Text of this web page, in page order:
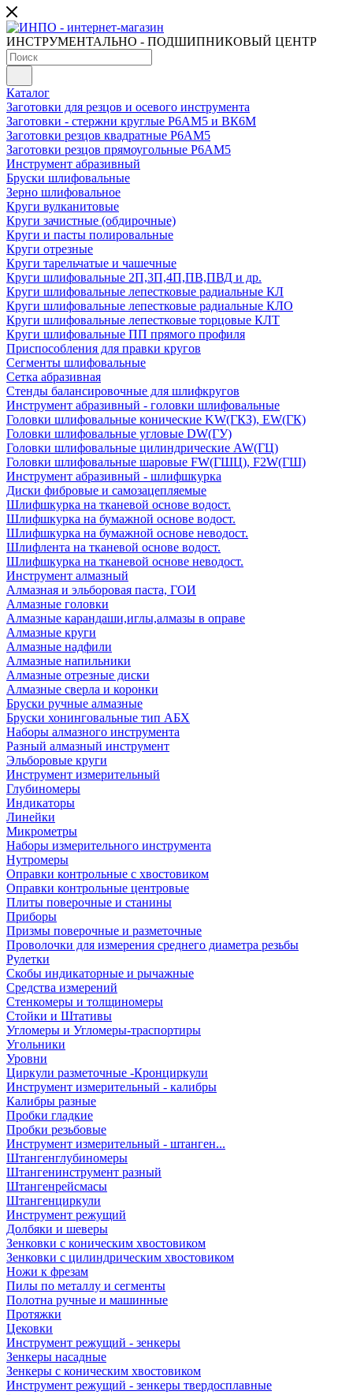
ИНСТРУМЕНТАЛЬНО - ПОДШИПНИКОВЫЙ ЦЕНТР
Каталог
Заготовки для резцов и осевого инструмента
Заготовки - стержни круглые Р6АМ5 и ВК6М
Заготовки резцов квадратные Р6АМ5
Заготовки резцов прямоугольные Р6АМ5
Инструмент абразивный
Бруски шлифовальные
Зерно шлифовальное
Круги вулканитовые
Круги зачистные (обдирочные)
Круги и пасты полировальные
Круги отрезные
Круги тарельчатые и чашечные
Круги шлифовальные 2П,3П,4П,ПВ,ПВД и др.
Круги шлифовальные лепестковые радиальные КЛ
Круги шлифовальные лепестковые радиальные КЛО
Круги шлифовальные лепестковые торцовые КЛТ
Круги шлифовальные ПП прямого профиля
Приспособления для правки кругов
Сегменты шлифовальные
Сетка абразивная
Стенды балансировочные для шлифкругов
Инструмент абразивный - головки шлифовальные
Головки шлифовальные конические KW(ГКЗ), EW(ГК)
Головки шлифовальные угловые DW(ГУ)
Головки шлифовальные цилиндрические AW(ГЦ)
Головки шлифовальные шаровые FW(ГШЦ), F2W(ГШ)
Инструмент абразивный - шлифшкурка
Диски фибровые и самозацепляемые
Шлифшкурка на тканевой основе водост.
Шлифшкурка на бумажной основе водост.
Шлифшкурка на бумажной основе неводост.
Шлифлента на тканевой основе водост.
Шлифшкурка на тканевой основе неводост.
Инструмент алмазный
Алмазная и эльборовая паста, ГОИ
Алмазные головки
Алмазные карандаши,иглы,алмазы в оправе
Алмазные круги
Алмазные надфили
Алмазные напильники
Алмазные отрезные диски
Алмазные сверла и коронки
Бруски ручные алмазные
Бруски хонинговальные тип АБХ
Наборы алмазного инструмента
Разный алмазный инструмент
Эльборовые круги
Инструмент измерительный
Глубиномеры
Индикаторы
Линейки
Микрометры
Наборы измерительного инструмента
Нутромеры
Оправки контрольные с хвостовиком
Оправки контрольные центровые
Плиты поверочные и станины
Приборы
Призмы поверочные и разметочные
Проволочки для измерения среднего диаметра резьбы
Рулетки
Скобы индикаторные и рычажные
Средства измерений
Стенкомеры и толщиномеры
Стойки и Штативы
Угломеры и Угломеры-траспортиры
Угольники
Уровни
Циркули разметочные -Кронциркули
Инструмент измерительный - калибры
Калибры разные
Пробки гладкие
Пробки резьбовые
Инструмент измерительный - штанген...
Штангенглубиномеры
Штангенинструмент разный
Штангенрейсмасы
Штангенциркули
Инструмент режущий
Долбяки и шеверы
Зенковки с коническим хвостовиком
Зенковки с цилиндрическим хвостовиком
Ножи к фрезам
Пилы по металлу и сегменты
Полотна ручные и машинные
Протяжки
Цековки
Инструмент режущий - зенкеры
Зенкеры насадные
Зенкеры с коническим хвостовиком
Инструмент режущий - зенкеры твердосплавные